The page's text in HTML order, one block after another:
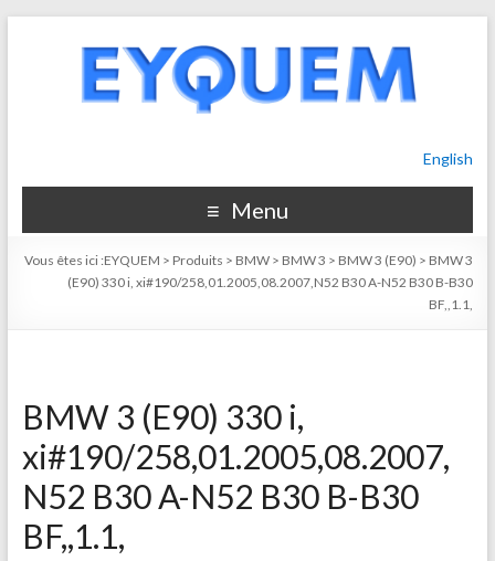
English
Menu
Vous êtes ici :EYQUEM > Produits > BMW > BMW 3 > BMW 3 (E90) > BMW 3
(E90) 330 i, xi#190/258,01.2005,08.2007,N52 B30 A-N52 B30 B-B30
BF,,1.1,
BMW 3 (E90) 330 i,
xi#190/258,01.2005,08.2007,
N52 B30 A-N52 B30 B-B30
BF,,1.1,